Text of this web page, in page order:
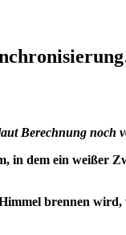
Berechnung noch
in dem ein weißer
brennen